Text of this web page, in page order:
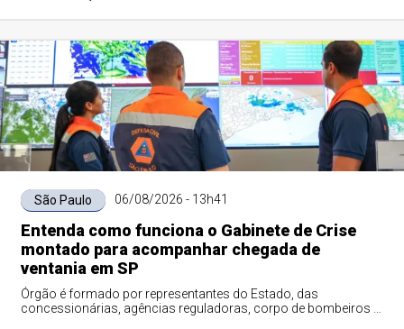
São Paulo 06/08/2026 - 13h41
Entenda como funciona o Gabinete de Crise
montado para acompanhar chegada de
ventania em SP
Órgão é formado por representantes do Estado, das
concessionárias, agências reguladoras, corpo de bombeiros e